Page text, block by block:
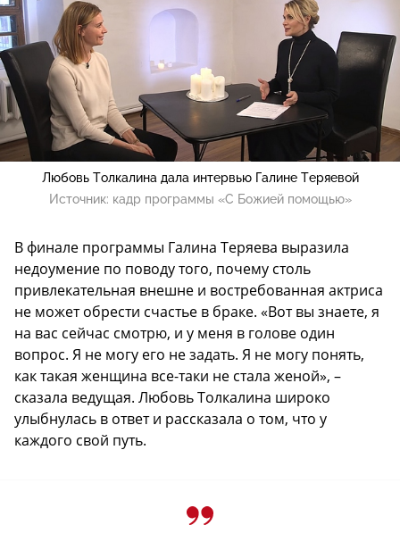
Любовь Толкалина дала интервью Галине Теряевой
Источник: кадр программы «С Божией помощью»
В финале программы Галина Теряева выразила
недоумение по поводу того, почему столь
привлекательная внешне и востребованная актриса
не может обрести счастье в браке. «Вот вы знаете, я
на вас сейчас смотрю, и у меня в голове один
вопрос. Я не могу его не задать. Я не могу понять,
как такая женщина все-таки не стала женой», –
сказала ведущая. Любовь Толкалина широко
улыбнулась в ответ и рассказала о том, что у
каждого свой путь.